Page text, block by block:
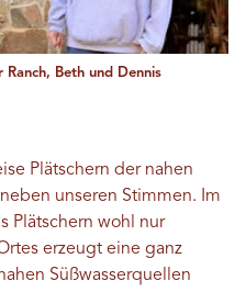
Beth und Dennis
Plätschern der nahen
unseren Stimmen. Im
Plätschern wohl nur
erzeugt eine ganz
Süßwasserquellen